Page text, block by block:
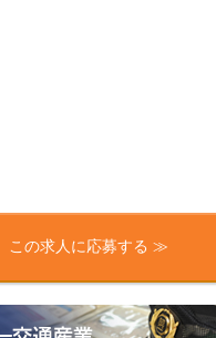
この求人に応募する ≫